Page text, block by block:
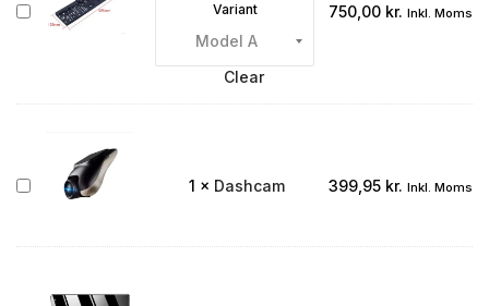
Bakkamera
integreret
Variant
Clear
750,00 kr. Inkl. Moms
Dashcam 1 × Dashcam 399,95 kr. Inkl. Moms